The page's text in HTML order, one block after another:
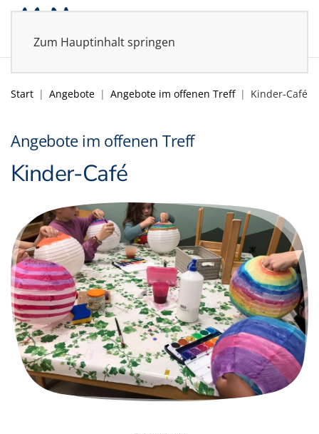
Zum Hauptinhalt springen
Start Angebote Angebote im offenen Treff Kinder-Café
Angebote im offenen Treff
Kinder-Café